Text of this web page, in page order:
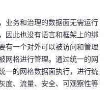
业务和治理的数据面无需运行
因此也没有语言和框架上的绑
有一个对外可以被访问和管理
网格进行管理。通过统一的网
一的网格数据面执行，进行统
度、流量、安全、可观察性等